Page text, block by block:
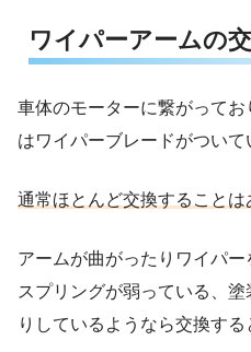
ワイパーアームの
車体のモーターに繋がって
はワイパーブレードがついて
通常ほとんど交換することは
アームが曲がったりワイパ
スプリングが弱っている、
りしているようなら交換する